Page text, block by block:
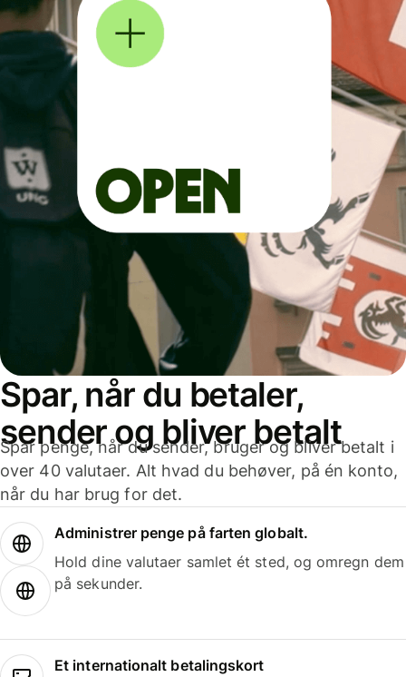
Spar, når du betaler,
sender og bliver betalt
Spar penge, når du sender, bruger og bliver betalt i
over 40 valutaer. Alt hvad du behøver, på én konto,
når du har brug for det.
Administrer penge på farten globalt.
Hold dine valutaer samlet ét sted, og omregn dem
på sekunder.
Et internationalt betalingskort